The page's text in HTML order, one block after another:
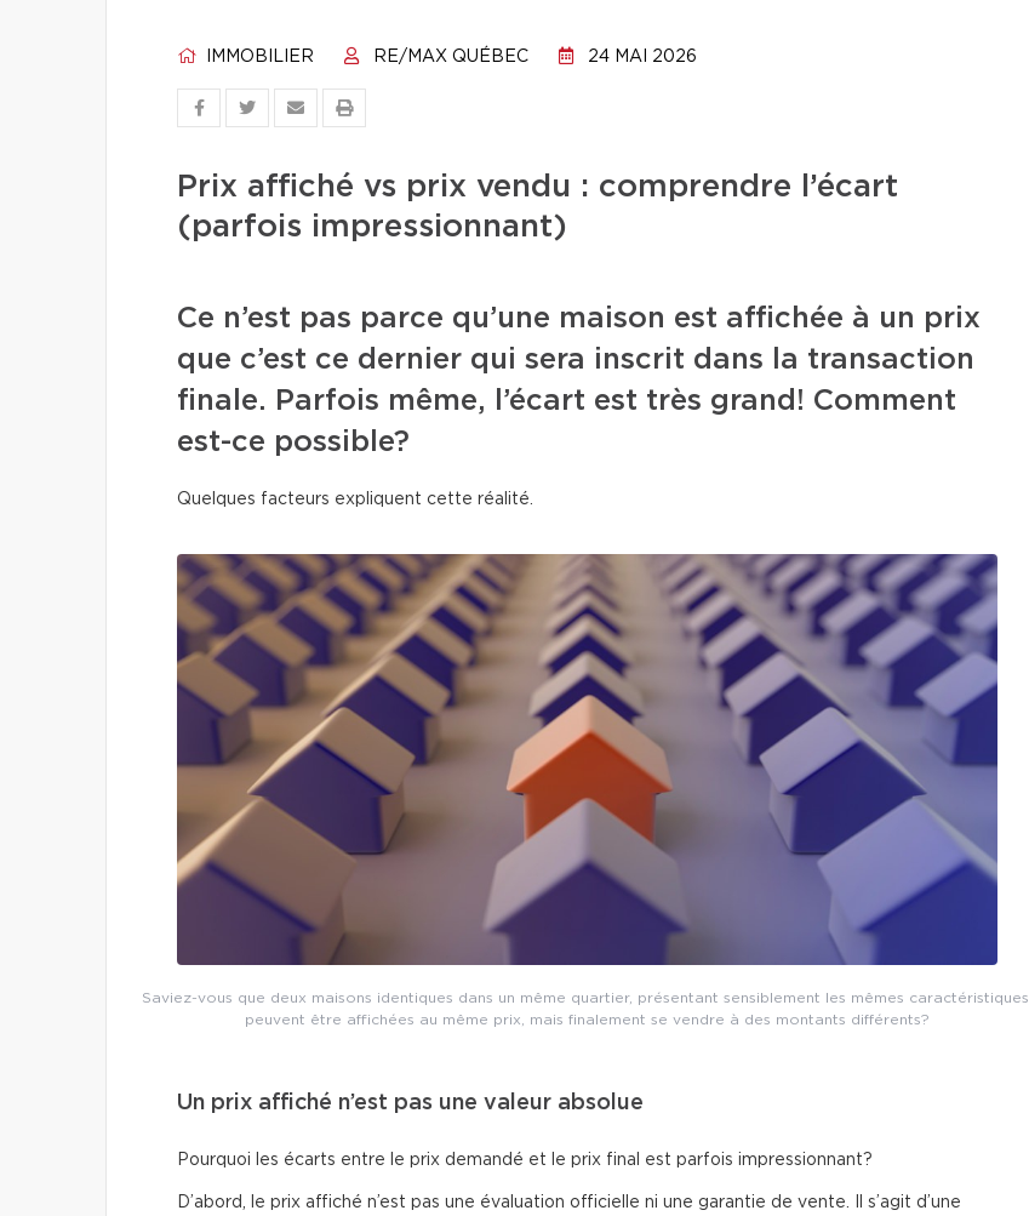
IMMOBILIER RE/MAX QUÉBEC 24 MAI 2026
Prix affiché vs prix vendu : comprendre l’écart
(parfois impressionnant)
Ce n’est pas parce qu’une maison est affichée à un prix
que c’est ce dernier qui sera inscrit dans la transaction
finale. Parfois même, l’écart est très grand! Comment
est-ce possible?
Quelques facteurs expliquent cette réalité.
Saviez-vous que deux maisons identiques dans un même quartier, présentant sensiblement les mêmes caractéristiques,
peuvent être affichées au même prix, mais finalement se vendre à des montants différents?
Un prix affiché n’est pas une valeur absolue
Pourquoi les écarts entre le prix demandé et le prix final est parfois impressionnant?
D’abord, le prix affiché n’est pas une évaluation officielle ni une garantie de vente. Il s’agit d’une